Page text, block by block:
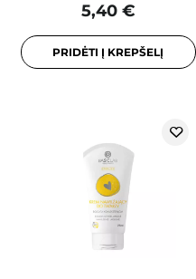
5,40 €
PRIDĖTI Į KREPŠELĮ